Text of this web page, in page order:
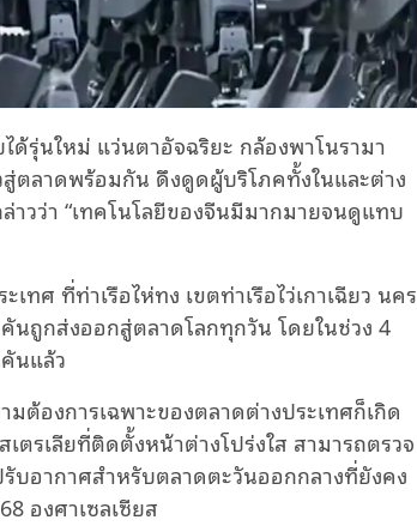
รุ่นใหม่ แว่นตาอัจฉริยะ กล้องพาโนรามา
ตลาดพร้อมกัน ดึงดูดผู้บริโภคทั้งในและต่าง
วว่า “เทคโนโลยีของจีนมีมากมายจนดูแทบ
ศ ที่ท่าเรือไห่ทง เขตท่าเรือไว่เกาเฉียว นคร
นถูกส่งออกสู่ตลาดโลกทุกวัน โดยในช่วง 4
นแล้ว
ต้องการเฉพาะของตลาดต่างประเทศก็เกิด
ตรเลียที่ติดตั้งหน้าต่างโปร่งใส สามารถตรวจ
บอากาศสำหรับตลาดตะวันออกกลางที่ยังคง
องศาเซลเซียส